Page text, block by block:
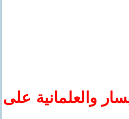
والعلمانية على